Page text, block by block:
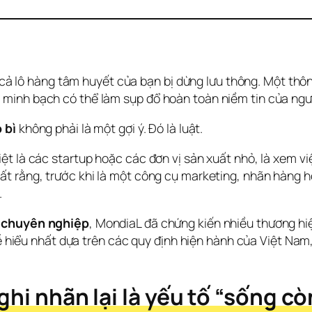
lô hàng tâm huyết của bạn bị dừng lưu thông. Một
bạch có thể làm sụp đổ hoàn toàn niềm tin của
bì không phải là một gợi ý. Đó là luật.
là các startup hoặc các đơn vị sản xuất nhỏ, là xem
rằng, trước khi là một công cụ marketing, nhãn hàng
nghiệp, MondiaL đã chứng kiến nhiều thương
nhất dựa trên các quy định hiện hành của Việt
nhãn lại là yếu tố “sống